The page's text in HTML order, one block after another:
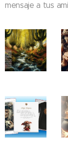
mensaje a tus